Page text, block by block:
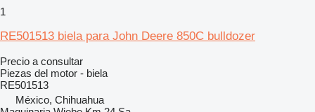
1
RE501513 biela para John Deere 850C bulldozer
Precio a consultar
Piezas del motor - biela
RE501513
México, Chihuahua